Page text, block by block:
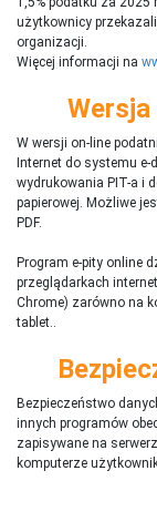
użytkownicy
organizacji.
Więcej informacji na
W wersji on-line
Internet do systemu e-
wydrukowania PIT-a i
papierowej. Możliwe
PDF.
Program e-pity online
przeglądarkach
Chrome) zarówno na
tablet..
Bezpieczeństwo
innych programów
zapisywane na
komputerze